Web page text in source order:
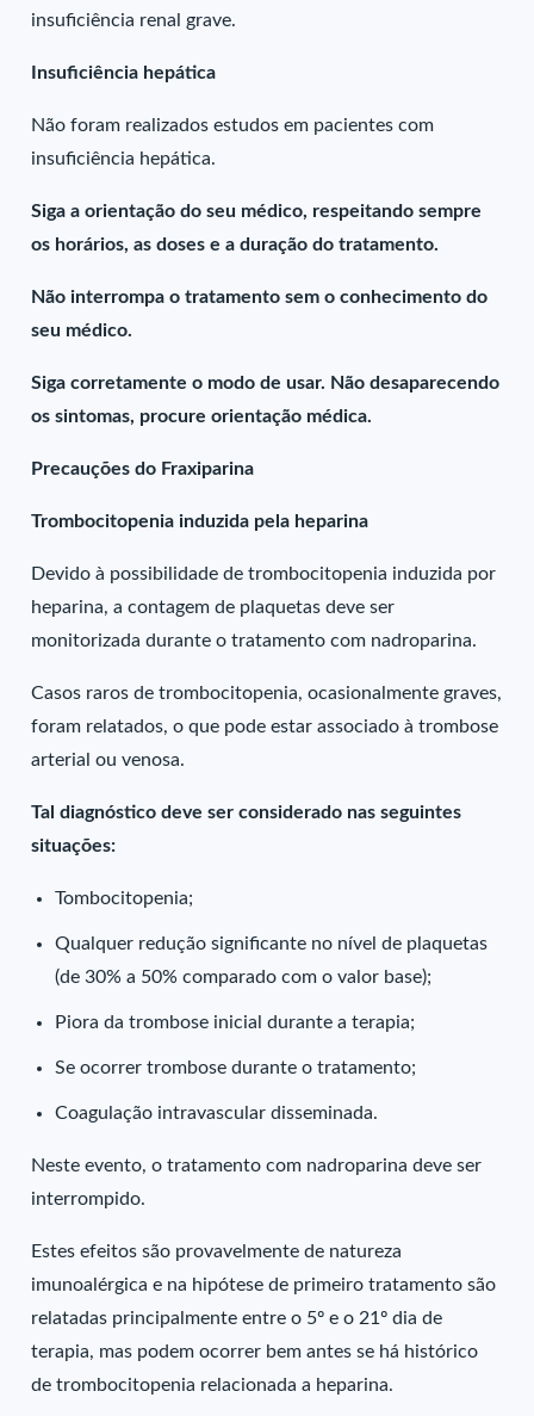
insuficiência renal grave.
Insuficiência hepática
Não foram realizados estudos em pacientes com
insuficiência hepática.
Siga a orientação do seu médico, respeitando sempre
os horários, as doses e a duração do tratamento.
Não interrompa o tratamento sem o conhecimento do
seu médico.
Siga corretamente o modo de usar. Não desaparecendo
os sintomas, procure orientação médica.
Precauções do Fraxiparina
Trombocitopenia induzida pela heparina
Devido à possibilidade de trombocitopenia induzida por
heparina, a contagem de plaquetas deve ser
monitorizada durante o tratamento com nadroparina.
Casos raros de trombocitopenia, ocasionalmente graves,
foram relatados, o que pode estar associado à trombose
arterial ou venosa.
Tal diagnóstico deve ser considerado nas seguintes
situações:
Tombocitopenia;
Qualquer redução significante no nível de plaquetas
(de 30% a 50% comparado com o valor base);
Piora da trombose inicial durante a terapia;
Se ocorrer trombose durante o tratamento;
Coagulação intravascular disseminada.
Neste evento, o tratamento com nadroparina deve ser
interrompido.
Estes efeitos são provavelmente de natureza
imunoalérgica e na hipótese de primeiro tratamento são
relatadas principalmente entre o 5º e o 21º dia de
terapia, mas podem ocorrer bem antes se há histórico
de trombocitopenia relacionada a heparina.